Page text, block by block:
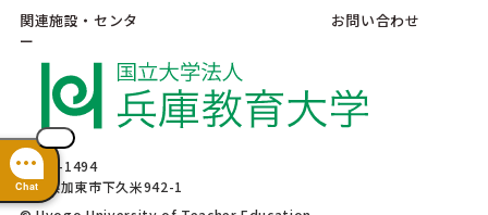
関連施設・センタ
ー
お問い合わせ
〒673-1494
兵庫県加東市下久米942-1
Chat